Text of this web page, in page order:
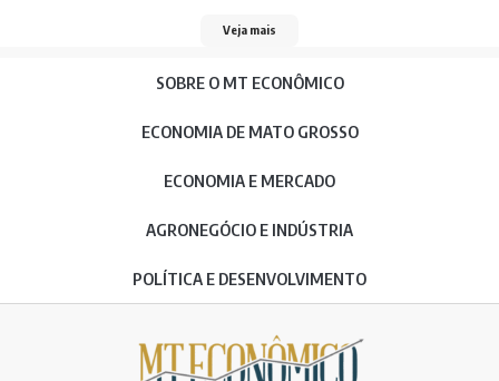
Veja mais
SOBRE O MT ECONÔMICO
ECONOMIA DE MATO GROSSO
ECONOMIA E MERCADO
AGRONEGÓCIO E INDÚSTRIA
POLÍTICA E DESENVOLVIMENTO